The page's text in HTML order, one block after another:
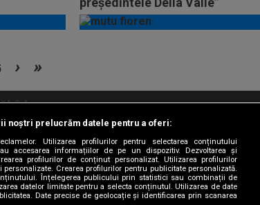
S.A.
Digi Sport Contact/Info Codul etic
noștri prelucrăm datele pentru a oferi:
Utilizarea profilurilor pentru selectarea conținutului
accesarea informațiilor de pe un dispozitiv. Dezvoltarea și
profilurilor de conținut personalizat. Utilizarea profilurilor
Crearea profilurilor pentru publicitate personalizată.
Înțelegerea publicului prin statistici sau combinații de
datelor limitate pentru a selecta conținutul. Utilizarea de date
Date precise de geolocație și identificarea prin scanarea